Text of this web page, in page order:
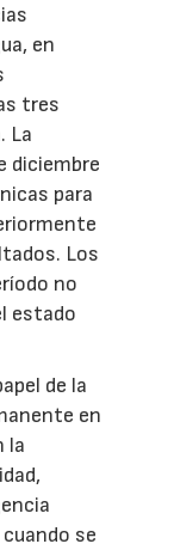
en
tres
La
diciembre
para
Los
no
estado
de la
en
la
se